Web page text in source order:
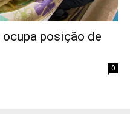
posição de
0